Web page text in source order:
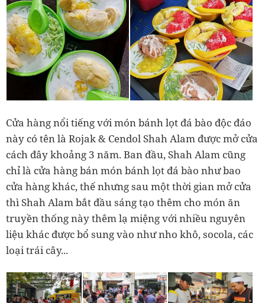
Cửa hàng nổi tiếng với món bánh lọt đá bào độc đáo
này có tên là Rojak & Cendol Shah Alam được mở cửa
cách đây khoảng 3 năm. Ban đầu, Shah Alam cũng
chỉ là cửa hàng bán món bánh lọt đá bào như bao
cửa hàng khác, thế nhưng sau một thời gian mở cửa
thì Shah Alam bắt đầu sáng tạo thêm cho món ăn
truyền thống này thêm lạ miệng với nhiều nguyên
liệu khác được bổ sung vào như nho khô, socola, các
loại trái cây...